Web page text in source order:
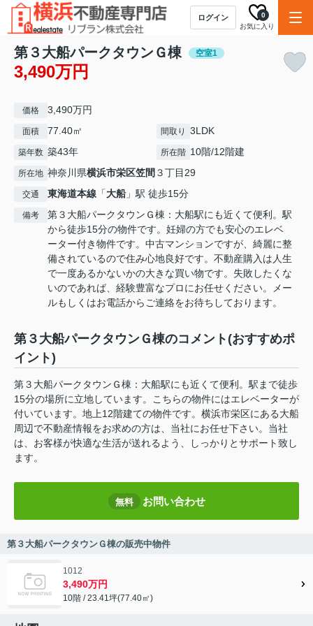
ログイン
お気に入り
0
第３大船パークタウンＧ棟 空室1
3,490万円
価格 3,490万円
面積 77.40㎡ 間取り 3LDK
築年数 築43年 所在階 10階/12階建
所在地 神奈川県横浜市栄区笠間 ３丁目29
交通 東海道本線 「大船」駅 徒歩15分
備考
第３大船パークタウンＧ棟：大船駅にも近くて便利。駅
から徒歩15分の物件です。妊婦の方でも安心のエレベ
ーター付き物件です。中古マンションですが、綺麗に整
備されているので住み心地良好です。不動産購入は人生
で一度あるかないかの大きな買い物です。失敗したくな
いのであれば、経験豊富なプロにお任せください。メー
ルもしくはお電話からご連絡をお待ちしております。
第３大船パークタウンＧ棟のコメント(おすすめポ
イント)
第３大船パークタウンＧ棟：大船駅にも近くて便利。駅まで徒歩
15分の場所に立地しています。こちらの物件にはエレベーターが
付いています。地上12階建ての物件です。横浜市栄区にある大船
周辺で不動産情報をお求めの方は、当社にお任せ下さい。当社
は、お客様が快適な生活が送れるよう、しっかりとサポート致し
ます。
無料 お問い合わせ
第３大船パークタウンＧ棟の販売中物件
1012
3,490万円
10階 / 23.41坪(77.40㎡)